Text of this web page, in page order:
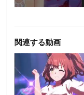
関連する動画